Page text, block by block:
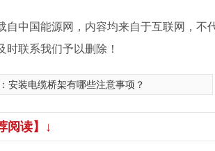
自中国能源网，内容均来自于互联网，不
时联系我们予以删除！
安装电缆桥架有哪些注意事项？
阅读】↓